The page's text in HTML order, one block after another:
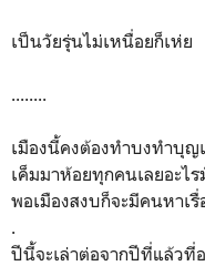
เป็นวัยรุ่นไม่เหนื่อยก็เห่ย
........
เมืองนี้คงต้องทำบงทำบุญ
เค็มมาห้อยทุกคนเลยอะไ
พอเมืองสงบก็จะมีคนหาเ
.
ปีนี้จะเล่าต่อจากปีที่แล้วที่